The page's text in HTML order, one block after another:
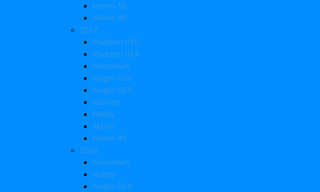
Herren 30
Herren 40
2017
Mädchen U10
Mädchen U14
Juniorinnen
Jungen U10
Jungen U14
Junioren
Hobby
Aktive
Herren 40
2016
Juniorinnen
Hobby
Jungen U14